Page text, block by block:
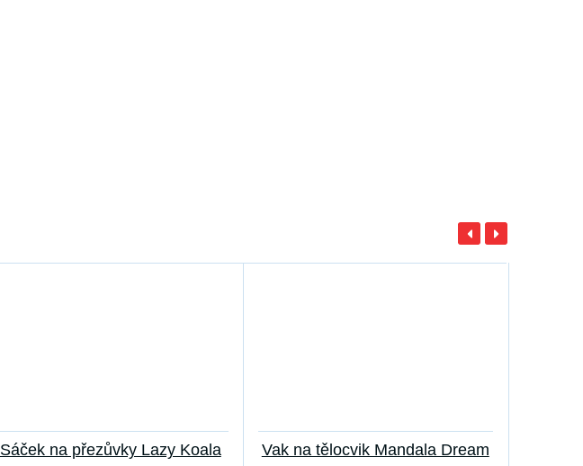
Sáček na přezůvky Lazy Koala
Vak na tělocvik Mandala Dream